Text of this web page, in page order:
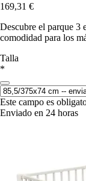
169,31 €
Descubre el parque 3
comodidad para los
Talla
*
Este campo es
Enviado en 24 horas